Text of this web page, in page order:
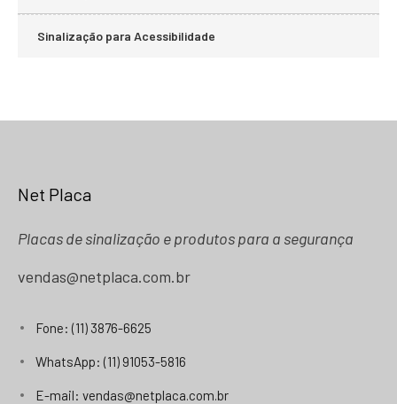
Sinalização para Acessibilidade
Net Placa
Placas de sinalização e produtos para a segurança
vendas@netplaca.com.br
Fone: (11) 3876-6625
WhatsApp: (11) 91053-5816
E-mail: vendas@netplaca.com.br